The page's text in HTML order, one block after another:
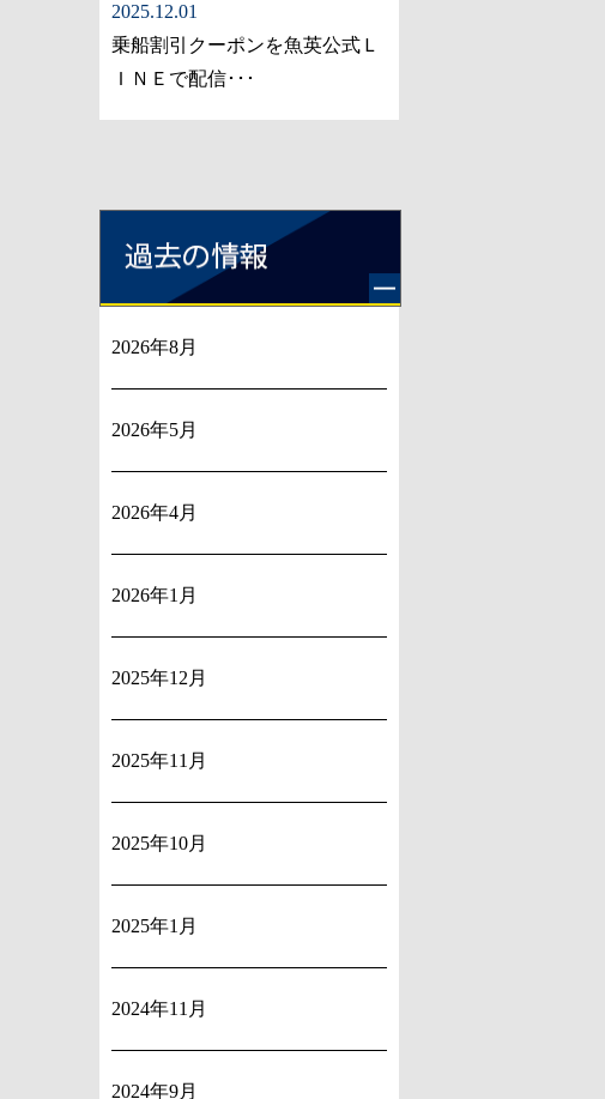
2025.12.01
乗船割引クーポンを魚英公式Ｌ
ＩＮＥで配信･･･
2026年8月
2026年5月
2026年4月
2026年1月
2025年12月
2025年11月
2025年10月
2025年1月
2024年11月
2024年9月